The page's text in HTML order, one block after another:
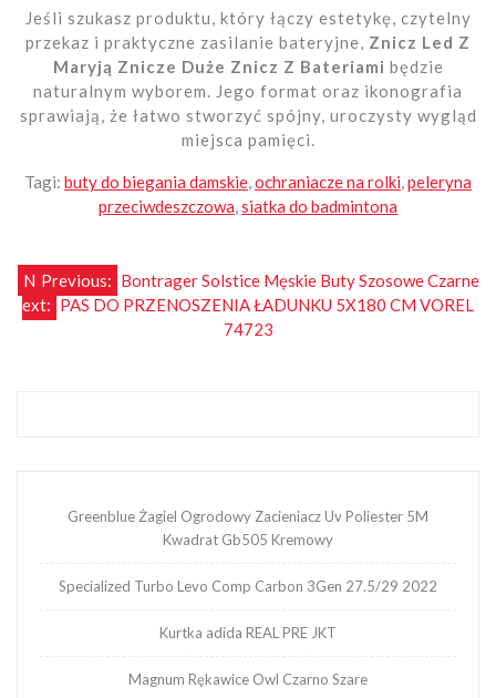
Jeśli szukasz produktu, który łączy estetykę, czytelny
przekaz i praktyczne zasilanie bateryjne, Znicz Led Z
Maryją Znicze Duże Znicz Z Bateriami będzie
naturalnym wyborem. Jego format oraz ikonografia
sprawiają, że łatwo stworzyć spójny, uroczysty wygląd
miejsca pamięci.
Tagi: buty do biegania damskie,ochraniacze na rolki,peleryna
przeciwdeszczowa,siatka do badmintona
Nawigacja
wpisu
Previous: Bontrager Solstice Męskie Buty Szosowe Czarne
N
ext: PAS DO PRZENOSZENIA ŁADUNKU 5X180 CM VOREL
74723
Greenblue Żagiel Ogrodowy Zacieniacz Uv Poliester 5M
Kwadrat Gb505 Kremowy
Specialized Turbo Levo Comp Carbon 3Gen 27.5/29 2022
Kurtka adida REAL PRE JKT
Magnum Rękawice Owl Czarno Szare